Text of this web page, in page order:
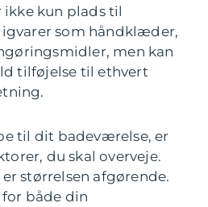
kun plads til
som håndklæder,
men kan
tilføjelse til ethvert
til dit badeværelse, er
du skal overveje.
størrelsen afgørende.
både din